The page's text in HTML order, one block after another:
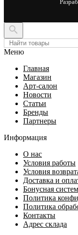

Меню
Главная
Магазин
Арт-салон
Новости
Статьи
Бренды
Партнеры
Информация
О нас
Условия работы
Условия
Доставка и
Бонусная
Политика
Политика
Контакты
Адрес склада